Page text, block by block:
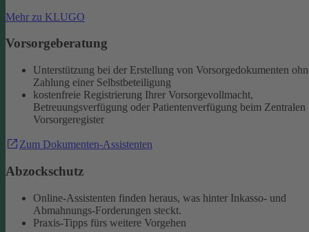
Mehr zu KLUGO
Vorsorgeberatung
Unterstützung bei der Erstellung von Vorsorgedokumenten
Zahlung einer Selbstbeteiligung
kostenfreie Registrierung Ihrer Vorsorgevollmacht,
Betreuungsverfügung oder Patientenverfügung beim Zentralen
Vorsorgeregister
Zum Dokumenten-Assistenten
Abzockschutz
Online-Assistenten finden heraus, was hinter Inkasso- und
Abmahnungs-Forderungen steckt.
Praxis-Tipps fürs weitere Vorgehen